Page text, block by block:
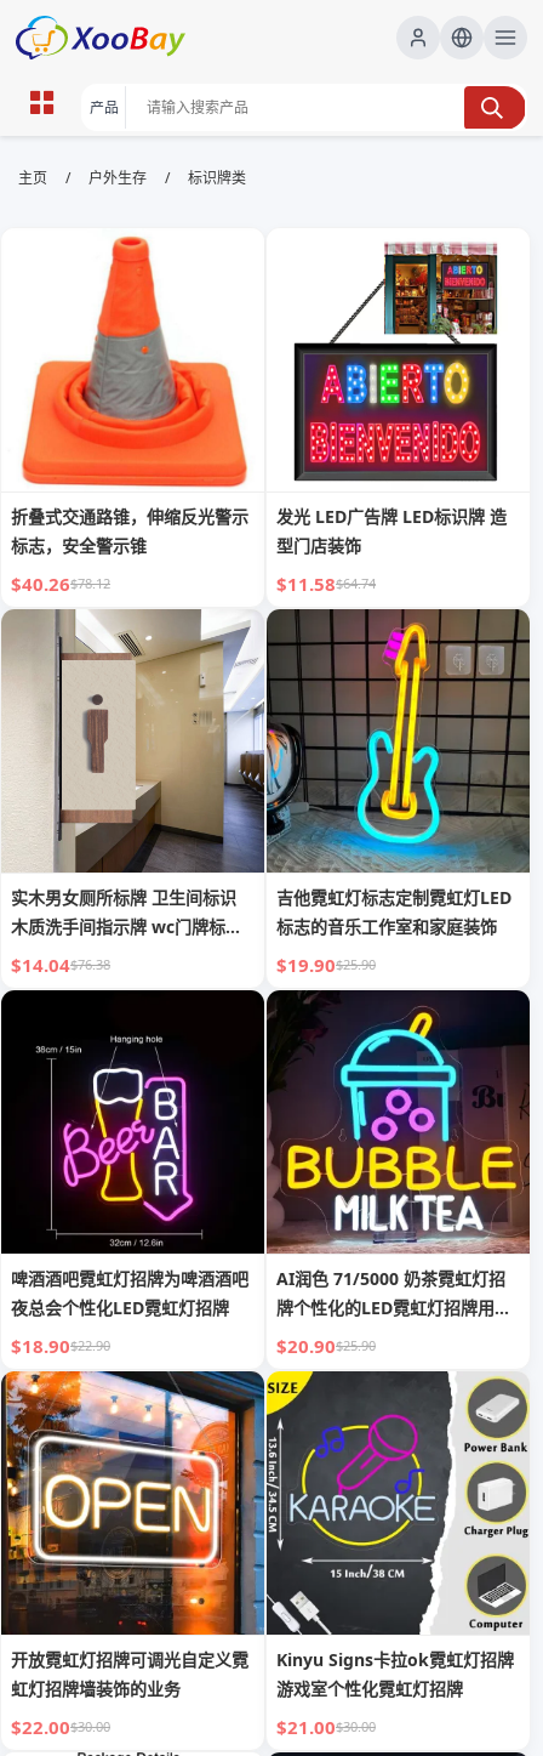
标识牌类 | XOOBAY B2B/B2C
标识牌,标牌制作,招牌设计,户外标识,不锈钢标识,
wholesale 标识牌类, XOOBAY
全面解读标识牌设计与制作要点提升辨识度。
主页 / 户外生存 / 标识牌类
折叠式交通路锥，伸缩反光警示
标志，安全警示锥
$40.26$78.12
发光 LED广告牌 LED标识牌 造
型门店装饰
$11.58$64.74
实木男女厕所标牌 卫生间标识
木质洗手间指示牌 wc门牌标示
贴
$14.04$76.38
吉他霓虹灯标志定制霓虹灯LED
标志的音乐工作室和家庭装饰
$19.90$25.90
啤酒酒吧霓虹灯招牌为啤酒酒吧
夜总会个性化LED霓虹灯招牌
$18.90$22.90
AI润色 71/5000 奶茶霓虹灯招
牌个性化的LED霓虹灯招牌用于
咖啡吧和茶馆
$20.90$25.90
开放霓虹灯招牌可调光自定义霓
虹灯招牌墙装饰的业务
$22.00$30.00
Kinyu Signs卡拉ok霓虹灯招牌
游戏室个性化霓虹灯招牌
$21.00$30.00